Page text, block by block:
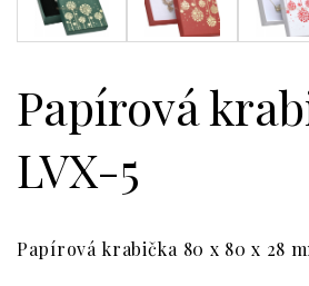
Papírová
LVX-5
Papírová krabička 80 x 80 x 28